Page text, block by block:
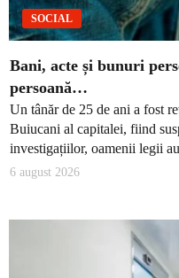
SOCIAL
Bani, acte și bunuri
persoană…
Un tânăr de 25 de ani a fost
Buiucani al capitalei, fiind
investigațiilor, oamenii legii
6 august 2026